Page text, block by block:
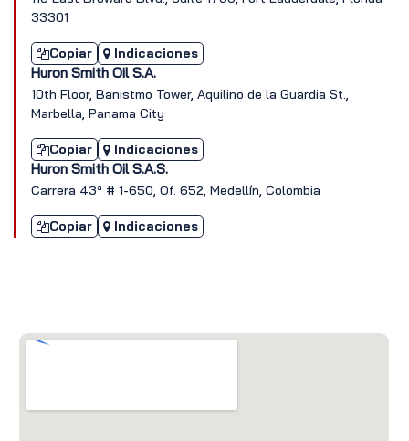
33301
Copiar Indicaciones
Huron Smith Oil S.A.
10th Floor, Banistmo Tower, Aquilino de la Guardia St.,
Marbella, Panama City
Copiar Indicaciones
Huron Smith Oil S.A.S.
Carrera 43ª # 1-650, Of. 652, Medellín, Colombia
Copiar Indicaciones